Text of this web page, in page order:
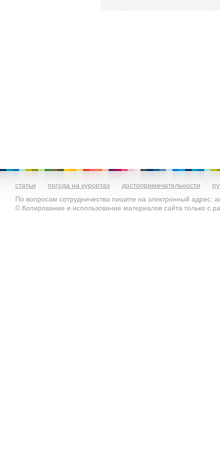
статьи погода на курортах достопримечательности
По вопросам сотрудничества пишите на электронный адрес:
© Копирование и использование материалов сайта только с